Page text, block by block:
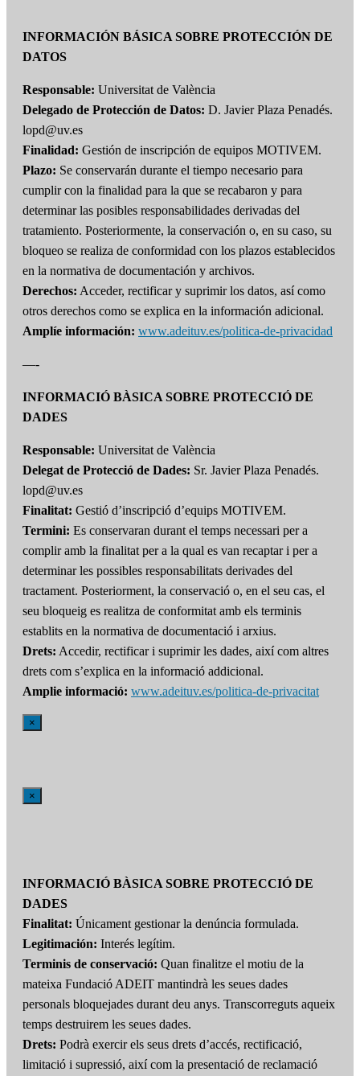
INFORMACIÓN BÁSICA SOBRE PROTECCIÓN DE
DATOS
Responsable: Universitat de València
Delegado de Protección de Datos: D. Javier Plaza Penadés.
lopd@uv.es
Finalidad: Gestión de inscripción de equipos MOTIVEM.
Plazo: Se conservarán durante el tiempo necesario para
cumplir con la finalidad para la que se recabaron y para
determinar las posibles responsabilidades derivadas del
tratamiento. Posteriormente, la conservación o, en su caso, su
bloqueo se realiza de conformidad con los plazos establecidos
en la normativa de documentación y archivos.
Derechos: Acceder, rectificar y suprimir los datos, así como
otros derechos como se explica en la información adicional.
Amplíe información: www.adeituv.es/politica-de-privacidad
—-
INFORMACIÓ BÀSICA SOBRE PROTECCIÓ DE
DADES
Responsable: Universitat de València
Delegat de Protecció de Dades: Sr. Javier Plaza Penadés.
lopd@uv.es
Finalitat: Gestió d’inscripció d’equips MOTIVEM.
Termini: Es conservaran durant el temps necessari per a
complir amb la finalitat per a la qual es van recaptar i per a
determinar les possibles responsabilitats derivades del
tractament. Posteriorment, la conservació o, en el seu cas, el
seu bloqueig es realitza de conformitat amb els terminis
establits en la normativa de documentació i arxius.
Drets: Accedir, rectificar i suprimir les dades, així com altres
drets com s’explica en la informació addicional.
Amplie informació: www.adeituv.es/politica-de-privacitat
×
×
INFORMACIÓ BÀSICA SOBRE PROTECCIÓ DE
DADES
Finalitat: Únicament gestionar la denúncia formulada.
Legitimación: Interés legítim.
Terminis de conservació: Quan finalitze el motiu de la
mateixa Fundació ADEIT mantindrà les seues dades
personals bloquejades durant deu anys. Transcorreguts aqueix
temps destruirem les seues dades.
Drets: Podrà exercir els seus drets d’accés, rectificació,
limitació i supressió, així com la presentació de reclamació